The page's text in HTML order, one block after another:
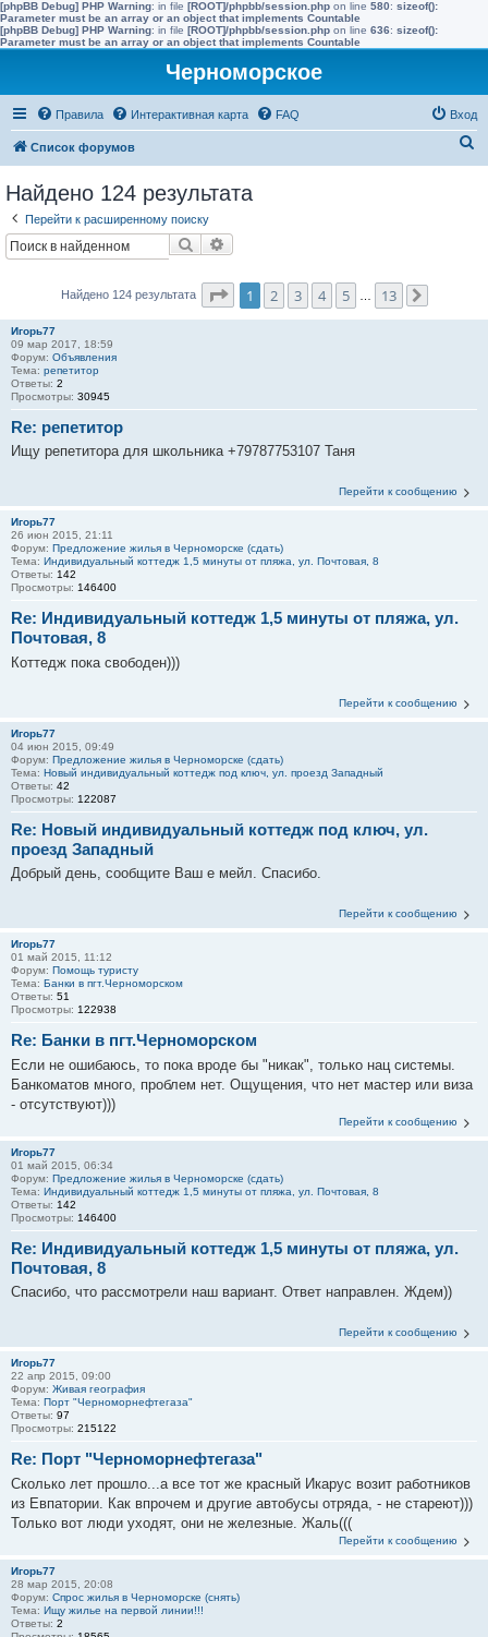
[phpBB Debug] PHP Warning: in file [ROOT]/phpbb/session.php on line 580: sizeof():
Parameter must be an array or an object that implements Countable
[phpBB Debug] PHP Warning: in file [ROOT]/phpbb/session.php on line 636: sizeof():
Parameter must be an array or an object that implements Countable
Черноморское
Правила Интерактивная карта FAQ Вход
Список форумов
Найдено 124 результата
Перейти к расширенному поиску
Поиск
Найдено 124 результата Страница1 из
1 2 3 4 5 13
Игорь77
09 мар 2017, 18:59
Форум: Объявления
Тема: репетитор
Ответы: 2
Просмотры: 30945
Re: репетитор
Ищу репетитора для школьника +79787753107 Таня
Перейти к сообщению
Игорь77
26 июн 2015, 21:11
Форум: Предложение жилья в Черноморске (сдать)
Тема: Индивидуальный коттедж 1,5 минуты от пляжа, ул. Почтовая, 8
Ответы: 142
Просмотры: 146400
Re: Индивидуальный коттедж 1,5 минуты от пляжа, ул.
Почтовая, 8
Коттедж пока свободен)))
Перейти к сообщению
Игорь77
04 июн 2015, 09:49
Форум: Предложение жилья в Черноморске (сдать)
Тема: Новый индивидуальный коттедж под ключ, ул. проезд Западный
Ответы: 42
Просмотры: 122087
Re: Новый индивидуальный коттедж под ключ, ул.
проезд Западный
Добрый день, сообщите Ваш е мейл. Спасибо.
Перейти к сообщению
Игорь77
01 май 2015, 11:12
Форум: Помощь туристу
Тема: Банки в пгт.Черноморском
Ответы: 51
Просмотры: 122938
Re: Банки в пгт.Черноморском
Если не ошибаюсь, то пока вроде бы "никак", только нац системы.
Банкоматов много, проблем нет. Ощущения, что нет мастер или виза
- отсутствуют)))
Перейти к сообщению
Игорь77
01 май 2015, 06:34
Форум: Предложение жилья в Черноморске (сдать)
Тема: Индивидуальный коттедж 1,5 минуты от пляжа, ул. Почтовая, 8
Ответы: 142
Просмотры: 146400
Re: Индивидуальный коттедж 1,5 минуты от пляжа, ул.
Почтовая, 8
Спасибо, что рассмотрели наш вариант. Ответ направлен. Ждем))
Перейти к сообщению
Игорь77
22 апр 2015, 09:00
Форум: Живая география
Тема: Порт "Черноморнефтегаза"
Ответы: 97
Просмотры: 215122
Re: Порт "Черноморнефтегаза"
Сколько лет прошло...а все тот же красный Икарус возит работников
из Евпатории. Как впрочем и другие автобусы отряда, - не стареют)))
Только вот люди уходят, они не железные. Жаль(((
Перейти к сообщению
Игорь77
28 мар 2015, 20:08
Форум: Спрос жилья в Черноморске (снять)
Тема: Ищу жилье на первой линии!!!
Ответы: 2